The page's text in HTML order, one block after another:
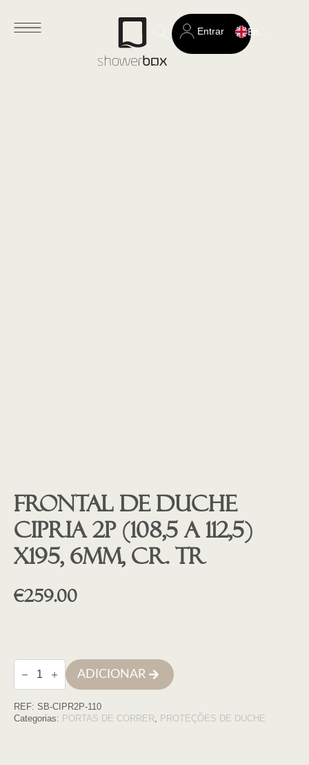
Search
for:
Entrar
Frontal de duche
CIPRIA 2P (108,5 a 112,5)
x195, 6mm, cr. tr
€259.00
Quantidade
de
Frontal
duche
CIPRIA
ADICIONAR
REF: SB-CIPR2P-110
Categorias: PORTAS DE CORRER, PROTEÇÕES DE DUCHE